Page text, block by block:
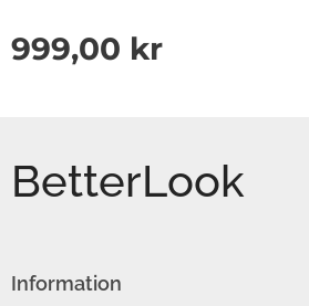
999,00 kr
BetterLook
Information